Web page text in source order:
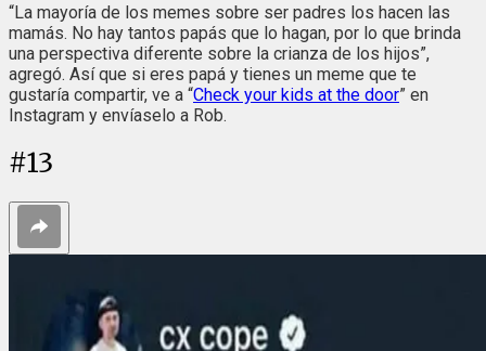
“La mayoría de los memes sobre ser padres los hacen las
mamás. No hay tantos papás que lo hagan, por lo que brinda
una perspectiva diferente sobre la crianza de los hijos”,
agregó. Así que si eres papá y tienes un meme que te
gustaría compartir, ve a “Check your kids at the door” en
Instagram y envíaselo a Rob.
#13